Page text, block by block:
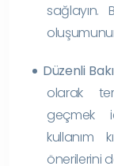
sağlayın.
Düzenli
olarak
geçmek
kullanım
önerilerini